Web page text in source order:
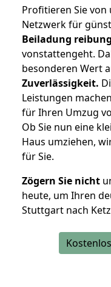
Profitieren Sie
Netzwerk für
Beiladung
vonstattengeht.
besonderen Wert
Zuverlässigkeit.
Leistungen
für Ihren Umzug
Ob Sie nun eine
Haus umziehen,
für Sie.
Zögern Sie nicht
heute, um Ihren
Stuttgart nach